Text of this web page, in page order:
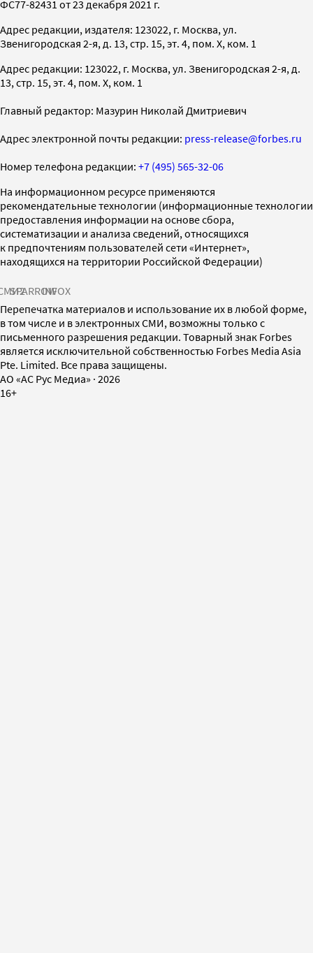
ФС77-82431 от 23 декабря 2021 г.
Адрес редакции, издателя: 123022, г. Москва, ул.
Звенигородская 2-я, д. 13, стр. 15, эт. 4, пом. X, ком. 1
Адрес редакции: 123022, г. Москва, ул. Звенигородская 2-я, д.
13, стр. 15, эт. 4, пом. X, ком. 1
Главный редактор: Мазурин Николай Дмитриевич
Адрес электронной почты редакции: press-release@forbes.ru
Номер телефона редакции: +7 (495) 565-32-06
На информационном ресурсе применяются
рекомендательные технологии (информационные технологии
предоставления информации на основе сбора,
систематизации и анализа сведений, относящихся
к предпочтениям пользователей сети «Интернет»,
находящихся на территории Российской Федерации)
SPARROWINFOX
Перепечатка материалов и использование их в любой форме,
в том числе и в электронных СМИ, возможны только с
письменного разрешения редакции. Товарный знак Forbes
является исключительной собственностью Forbes Media Asia
Pte. Limited. Все права защищены.
AO «АС Рус Медиа» · 2026
16+